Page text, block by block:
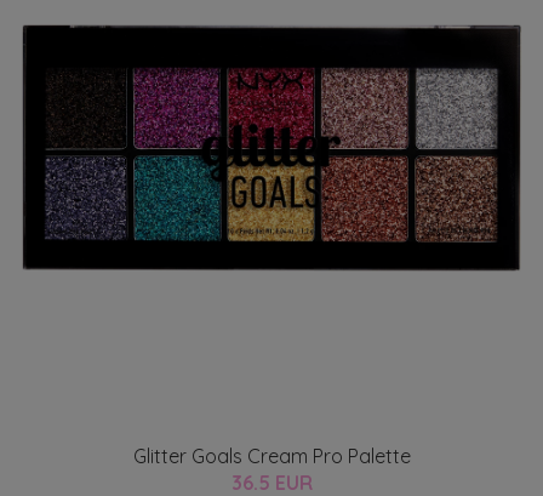
Glitter Goals Cream Pro Palette
36.5 EUR